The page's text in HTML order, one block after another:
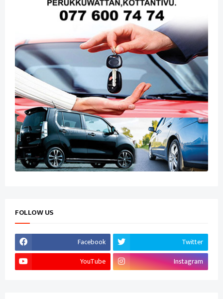
FOLLOW US
Facebook
Twitter
YouTube
Instagram